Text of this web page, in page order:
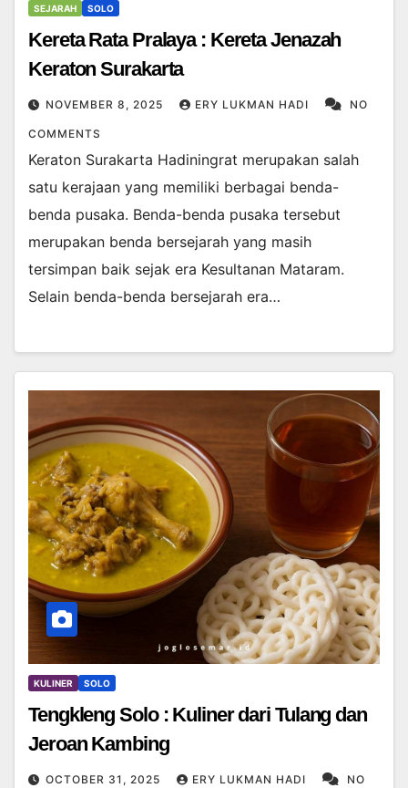
SEJARAH SOLO
Kereta Rata Pralaya : Kereta Jenazah
Keraton Surakarta
NOVEMBER 8, 2025 ERY LUKMAN HADI NO
COMMENTS
Keraton Surakarta Hadiningrat merupakan salah
satu kerajaan yang memiliki berbagai benda-
benda pusaka. Benda-benda pusaka tersebut
merupakan benda bersejarah yang masih
tersimpan baik sejak era Kesultanan Mataram.
Selain benda-benda bersejarah era…
KULINER SOLO
Tengkleng Solo : Kuliner dari Tulang dan
Jeroan Kambing
OCTOBER 31, 2025 ERY LUKMAN HADI NO